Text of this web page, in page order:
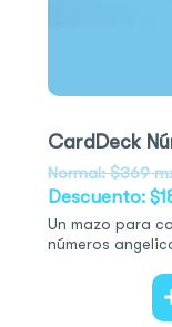
CardDeck
Normal: $369
Descuento:
Un mazo para
números